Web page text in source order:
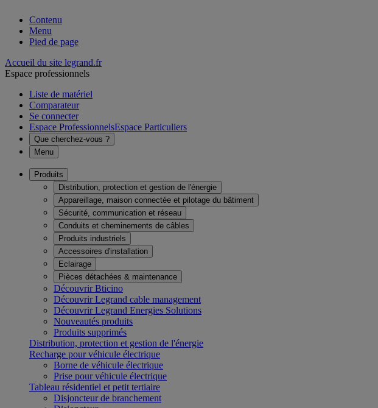
Contenu
Menu
Pied de page
Accueil du site legrand.fr
Espace professionnels
Liste de matériel
Comparateur
Se connecter
Espace ProfessionnelsEspace Particuliers
Que cherchez-vous ?
Menu
Produits
Distribution, protection et gestion de l'énergie
Appareillage, maison connectée et pilotage du bâtiment
Sécurité, communication et réseau
Conduits et cheminements de câbles
Produits industriels
Accessoires d'installation
Eclairage
Pièces détachées & maintenance
Découvrir Bticino
Découvrir Legrand cable management
Découvrir Legrand Energies Solutions
Nouveautés produits
Produits supprimés
Distribution, protection et gestion de l'énergie
Recharge pour véhicule électrique
Borne de véhicule électrique
Prise pour véhicule électrique
Tableau résidentiel et petit tertiaire
Disjoncteur de branchement